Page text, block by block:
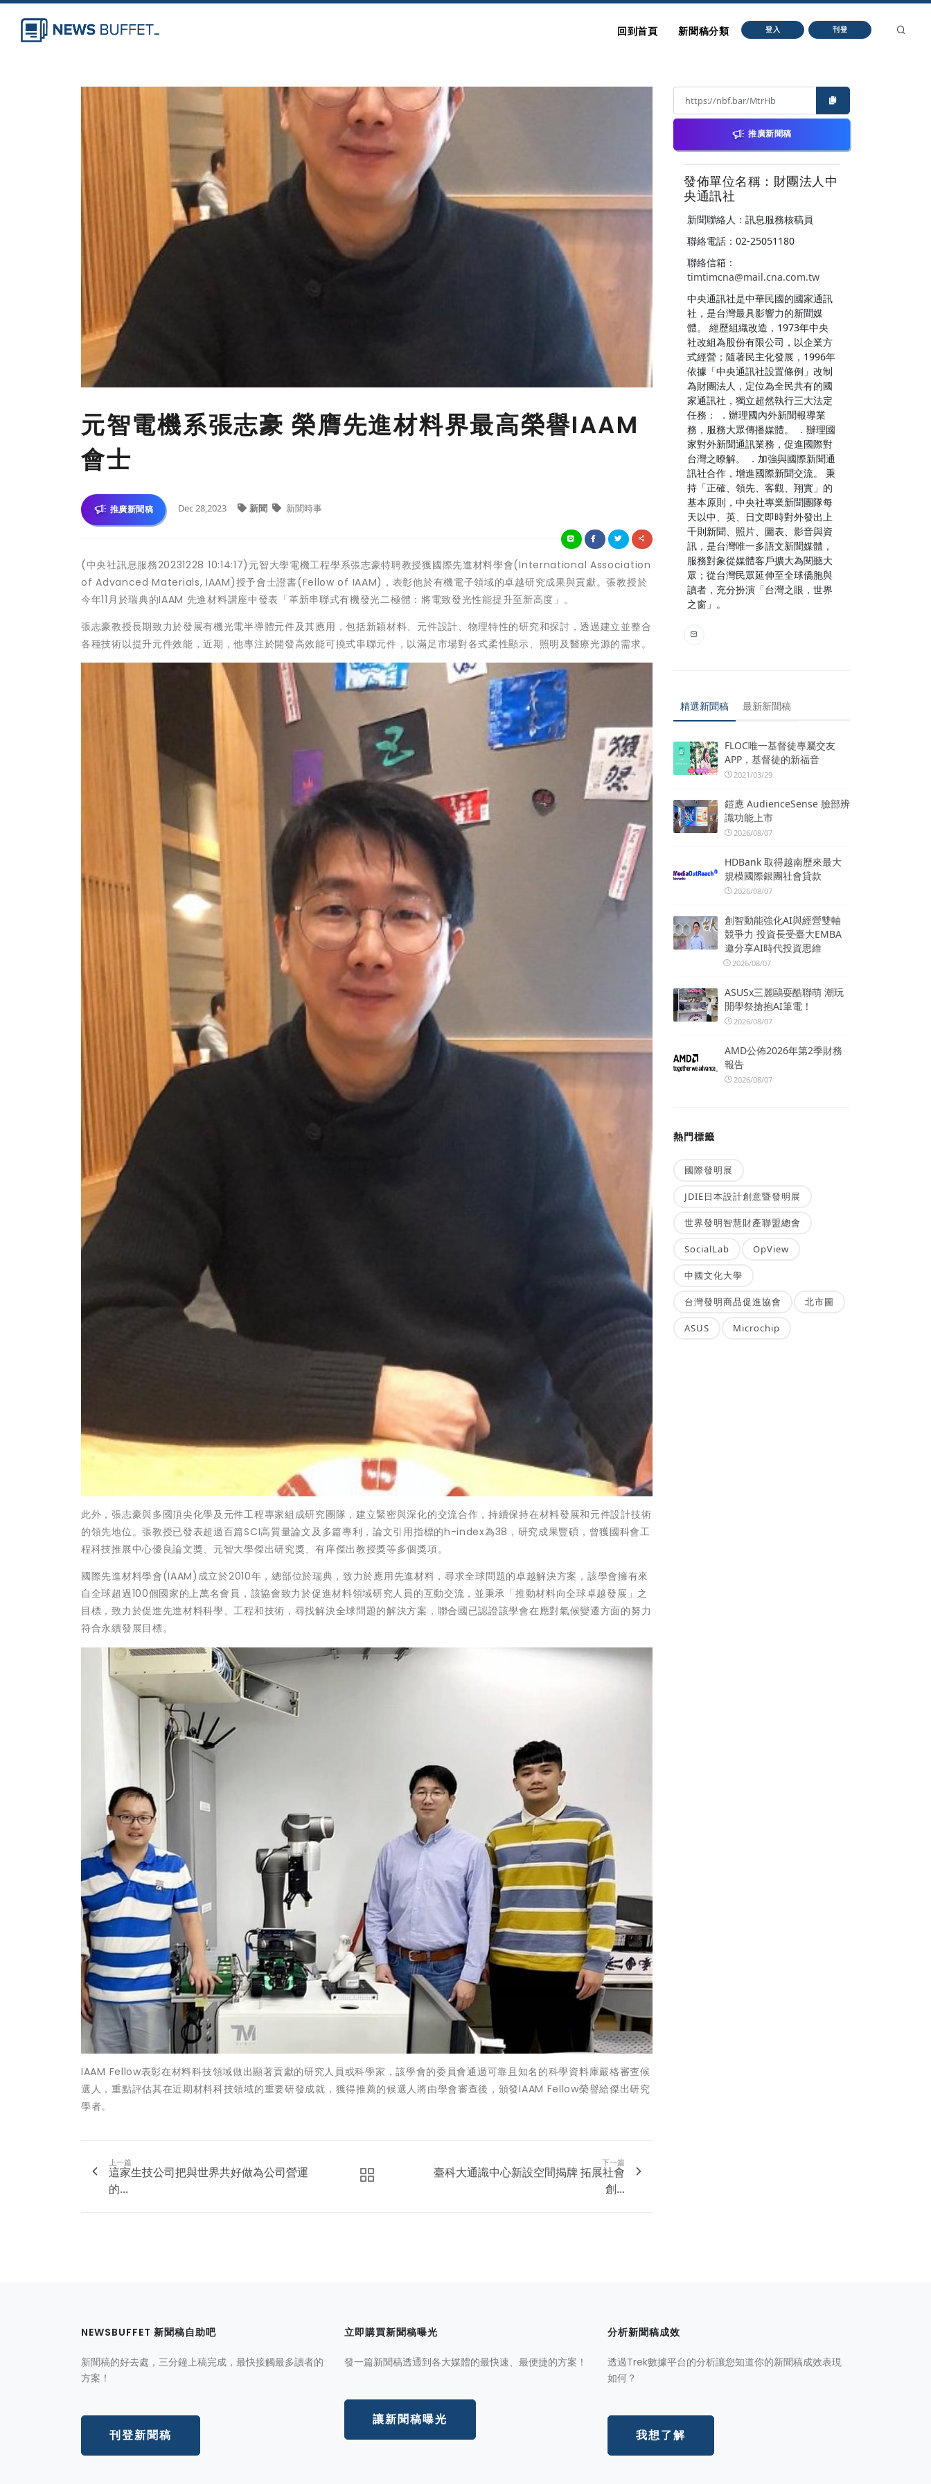
回到首頁 新聞稿分類 登入 刊登
元智電機系張志豪 榮膺先進材料界最高榮譽IAAM
會士
推廣新聞稿 Dec 28,2023 新聞 新聞時事
(中央社訊息服務20231228 10:14:17)元智大學電機工程學系張志豪特聘教授獲國際先進材料學會(International Association
of Advanced Materials, IAAM)授予會士證書(Fellow of IAAM)，表彰他於有機電子領域的卓越研究成果與貢獻。張教授於
今年11月於瑞典的IAAM 先進材料講座中發表「革新串聯式有機發光二極體：將電致發光性能提升至新高度」。
張志豪教授長期致力於發展有機光電半導體元件及其應用，包括新穎材料、元件設計、物理特性的研究和探討，透過建立並整合
各種技術以提升元件效能，近期，他專注於開發高效能可撓式串聯元件，以滿足市場對各式柔性顯示、照明及醫療光源的需求。
此外，張志豪與多國頂尖化學及元件工程專家組成研究團隊，建立緊密與深化的交流合作，持續保持在材料發展和元件設計技術
的領先地位。張教授已發表超過百篇SCI高質量論文及多篇專利，論文引用指標的h-index為38，研究成果豐碩，曾獲國科會工
程科技推展中心優良論文獎、元智大學傑出研究獎、有庠傑出教授獎等多個獎項。
國際先進材料學會(IAAM)成立於2010年，總部位於瑞典，致力於應用先進材料，尋求全球問題的卓越解決方案，該學會擁有來
自全球超過100個國家的上萬名會員，該協會致力於促進材料領域研究人員的互動交流，並秉承「推動材料向全球卓越發展」之
目標，致力於促進先進材料科學、工程和技術，尋找解決全球問題的解決方案，聯合國已認證該學會在應對氣候變遷方面的努力
符合永續發展目標。
IAAM Fellow表彰在材料科技領域做出顯著貢獻的研究人員或科學家，該學會的委員會通過可靠且知名的科學資料庫嚴格審查候
選人，重點評估其在近期材料科技領域的重要研發成就，獲得推薦的候選人將由學會審查後，頒發IAAM Fellow榮譽給傑出研究
學者。
上一篇
這家生技公司把與世界共好做為公司營運
的...
下一篇
臺科大通識中心新設空間揭牌 拓展社會
創...
推廣新聞稿
發佈單位名稱：財團法人中
央通訊社
新聞聯絡人：訊息服務核稿員
聯絡電話：02-25051180
聯絡信箱：
timtimcna@mail.cna.com.tw
中央通訊社是中華民國的國家通訊
社，是台灣最具影響力的新聞媒
體。 經歷組織改造，1973年中央
社改組為股份有限公司，以企業方
式經營；隨著民主化發展，1996年
依據「中央通訊社設置條例」改制
為財團法人，定位為全民共有的國
家通訊社，獨立超然執行三大法定
任務： ．辦理國內外新聞報導業
務，服務大眾傳播媒體。 ．辦理國
家對外新聞通訊業務，促進國際對
台灣之瞭解。 ．加強與國際新聞通
訊社合作，增進國際新聞交流。 秉
持「正確、領先、客觀、翔實」的
基本原則，中央社專業新聞團隊每
天以中、英、日文即時對外發出上
千則新聞、照片、圖表、影音與資
訊，是台灣唯一多語文新聞媒體，
服務對象從媒體客戶擴大為閱聽大
眾；從台灣民眾延伸至全球僑胞與
讀者，充分扮演「台灣之眼，世界
之窗」。
精選新聞稿 最新新聞稿
FLOC唯一基督徒專屬交友
APP，基督徒的新福音
2021/03/29
鎧應 AudienceSense 臉部辨
識功能上市
2026/08/07
HDBank 取得越南歷來最大
規模國際銀團社會貸款
2026/08/07
創智動能強化AI與經營雙軸
競爭力 投資長受臺大EMBA
邀分享AI時代投資思維
2026/08/07
ASUSx三麗鷗耍酷聯萌 潮玩
開學祭搶抱AI筆電！
2026/08/07
AMD公佈2026年第2季財務
報告
2026/08/07
熱門標籤
國際發明展
JDIE日本設計創意暨發明展
世界發明智慧財產聯盟總會
SocialLab OpView
中國文化大學
台灣發明商品促進協會 北市圖
ASUS Microchip
NEWSBUFFET 新聞稿自助吧
新聞稿的好去處，三分鐘上稿完成，最快接觸最多讀者的
方案！
刊登新聞稿
立即購買新聞稿曝光
發一篇新聞稿透通到各大媒體的最快速、最便捷的方案！
讓新聞稿曝光
分析新聞稿成效
透過Trek數據平台的分析讓您知道你的新聞稿成效表現
如何？
我想了解